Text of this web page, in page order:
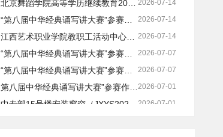
2026-07-14
“第八届中华经典诵写讲大赛”参赛作品摄制项目（JXYS2026062405）结果公示
2026-07-14
江西艺术职业学院教职工活动中心地板及矮柜项目（JXYS2026070302）比选邀请
2026-07-07
“第八届中华经典诵写讲大赛”参赛作品摄制项目（JXYS2026062405）比选邀请（第二次）
2026-07-07
“第八届中华经典诵写讲大赛”参赛作品摄制项目（JXYS2026062405）流标公告
2026-07-01
第八届中华经典诵写讲大赛”参赛作品摄制项目（JXYS2026062405）比选邀请
2026-07-01
中专部15号楼安装窗帘（JXYS2026061001）结果公示